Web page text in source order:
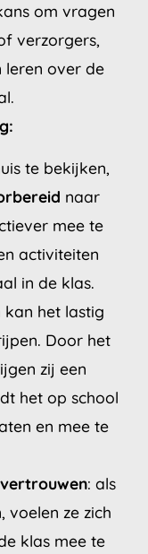
om vragen
verzorgers,
leren over de
te bekijken,
naar
mee te
activiteiten
in de klas.
het lastig
Door het
zij een
het op school
en mee te
: als
voelen ze zich
klas mee te